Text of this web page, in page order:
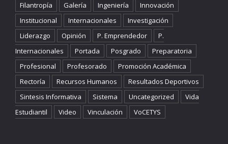
Filantropía
Galería Ingeniería
Innovación
Institucional
Internacionales
Investigación
Liderazgo
Opinión P. Emprendedor
P.
Internacionales
Portada Posgrado
Preparatoria
Profesional
Profesorado
Promoción Académica
Rectoría
Recursos Humanos
Resultados Deportivos
Sintesis Informativa
Sistema Uncategorized
Vida
Estudiantil
Video Vinculación VoCETYS